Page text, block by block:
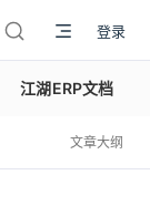
登录
江湖ERP文档
文章大纲